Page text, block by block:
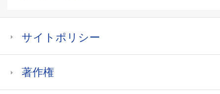
サイトポリシー
著作権